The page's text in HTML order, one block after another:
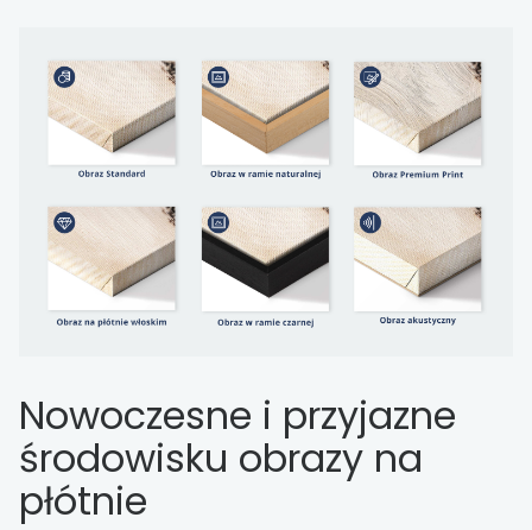
Nowoczesne i przyjazne
środowisku obrazy na
płótnie